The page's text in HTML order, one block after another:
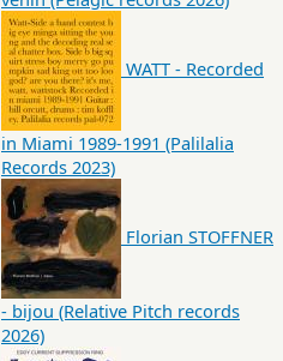
WATT - Recorded
in Miami 1989-1991 (Palilalia
Records 2023)
Florian STOFFNER
- bijou (Relative Pitch records
2026)